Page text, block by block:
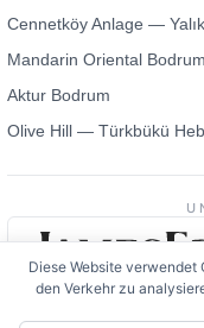
Cennetköy Anlage —
Mandarin Oriental
Aktur Bodrum
Olive Hill — Türkbükü
Diese Website verwendet
den Verkehr zu